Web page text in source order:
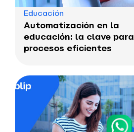
Educación
Automatización en la
educación: la clave para
procesos eficientes